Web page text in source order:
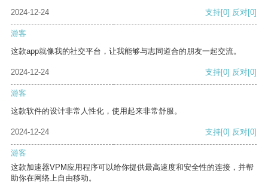
2024-12-24 支持[0] 反对[0]
游客
这款app就像我的社交平台，让我能够与志同道合的朋友一起交流。
2024-12-24 支持[0] 反对[0]
游客
这款软件的设计非常人性化，使用起来非常舒服。
2024-12-24 支持[0] 反对[0]
游客
这款加速器VPM应用程序可以给你提供最高速度和安全性的连接，并帮
助你在网络上自由移动。